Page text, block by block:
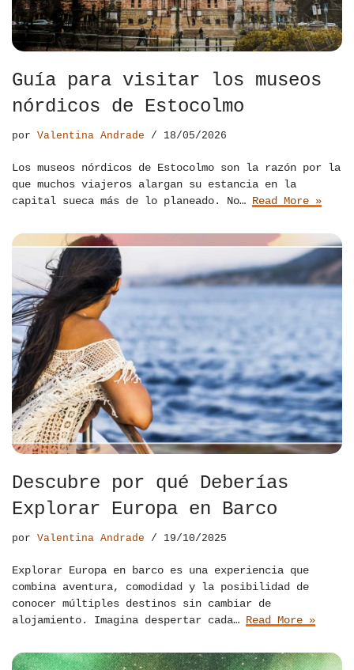
Guía para visitar los museos
nórdicos de Estocolmo
por Valentina Andrade 18/05/2026
Los museos nórdicos de Estocolmo son la razón por la
que muchos viajeros alargan su estancia en la
capital sueca más de lo planeado. No… Read More »
Descubre por qué Deberías
Explorar Europa en Barco
por Valentina Andrade 19/10/2025
Explorar Europa en barco es una experiencia que
combina aventura, comodidad y la posibilidad de
conocer múltiples destinos sin cambiar de
alojamiento. Imagina despertar cada… Read More »